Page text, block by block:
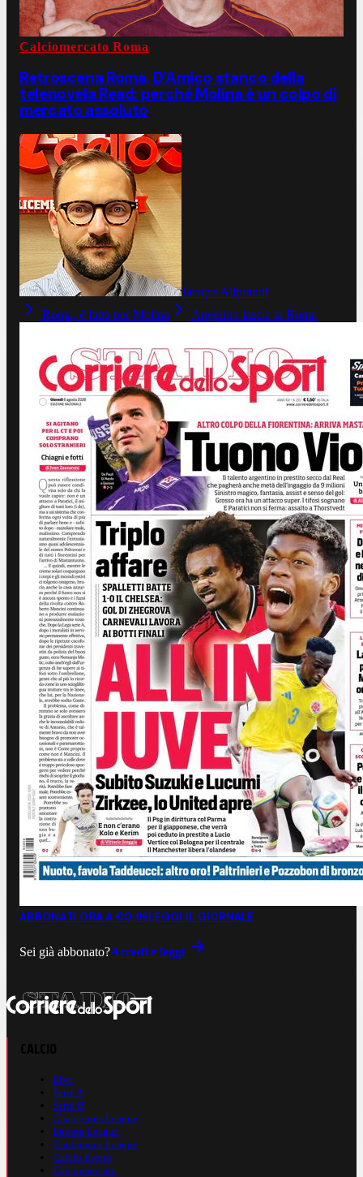
Calciomercato Roma
Retroscena Roma, D'Amico stanco della
telenovela Read: perché Molina è un colpo di
mercato assoluto
Jacopo Aliprandi
Roma, è fatta per Molina
Angelino lascia la Roma
ABBONATI ORA A €0,99LEGGI IL GIORNALE
Sei già abbonato?Accedi e leggi
Live
Serie A
Serie B
Champions League
Europa League
Conference League
Calcio Estero
Calciomercato